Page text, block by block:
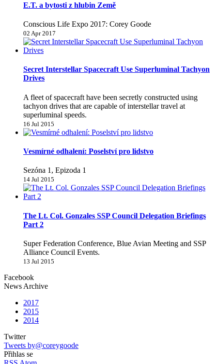
E.T. a bytosti z hlubin Země
Conscious Life Expo 2017: Corey Goode
02 Apr 2017
Secret Interstellar Spacecraft Use Superluminal Tachyon
Drives
A fleet of spacecraft have been secretly constructed using
tachyon drives that are capable of interstellar travel at
superluminal speeds.
16 Jul 2015
Vesmírné odhalení: Poselství pro lidstvo
Sezóna 1, Epizoda 1
14 Jul 2015
The Lt. Col. Gonzales SSP Council Delegation Briefings
Part 2
Super Federation Conference, Blue Avian Meeting and SSP
Alliance Council Events.
13 Jul 2015
Facebook
News Archive
2017
2015
2014
Twitter
Tweets by@coreygoode
Přihlas se